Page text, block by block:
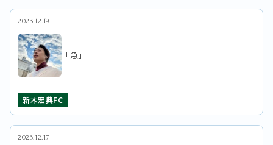
2023.12.19
「急」
新木宏典FC
2023.12.17